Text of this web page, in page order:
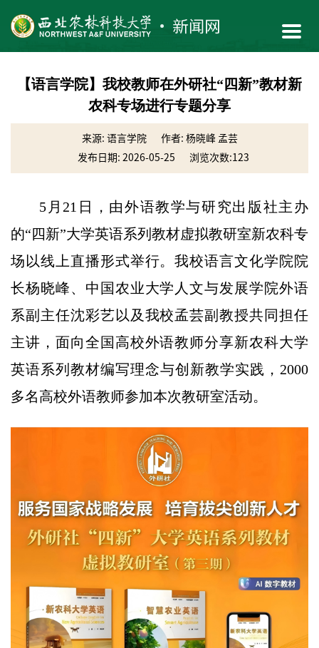
【语言学院】我校教师在外研社“四新”教材新
农科专场进行专题分享
来源: 语言学院
作者: 杨晓峰 孟芸
发布日期: 2026-05-25
浏览次数:123
5月21日，由外语教学与研究出版社主办
的“四新”大学英语系列教材虚拟教研室新农科专
场以线上直播形式举行。我校语言文化学院院
长杨晓峰、中国农业大学人文与发展学院外语
系副主任沈彩艺以及我校孟芸副教授共同担任
主讲，面向全国高校外语教师分享新农科大学
英语系列教材编写理念与创新教学实践，2000
多名高校外语教师参加本次教研室活动。